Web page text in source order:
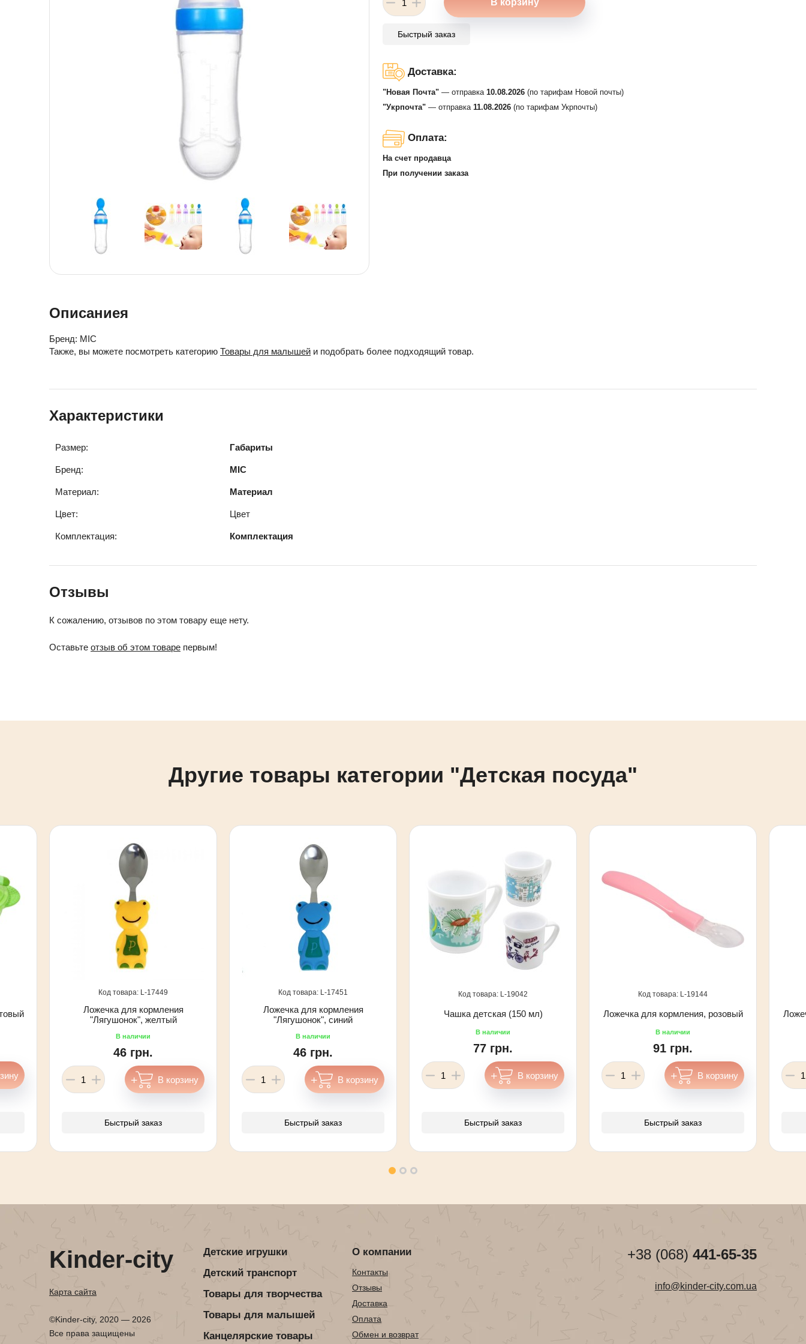
Канцелярские товары
Быстрый заказ
Доставка:
"Новая Почта" — отправка 10.08.2026 (по тарифам Новой почты)
"Укрпочта" — отправка 11.08.2026 (по тарифам Укрпочты)
Оплата:
На счет продавца
При получении заказа
Описаниея
Бренд: MIC
Также, вы можете посмотреть категорию Товары для малышей и подобрать более подходящий товар.
Характеристики
Размер: Габариты
Бренд: MIC
Материал: Материал
Цвет: Цвет
Комплектация: Комплектация
Отзывы
К сожалению, отзывов по этом товару еще нету.
Оставьте отзыв об этом товаре первым!
Другие товары категории "Детская посуда"
17449
Ложечка для кормления
"Лягушонок", желтый
46 грн.
Быстрый заказ
17451
Ложечка для кормления
"Лягушонок", синий
46 грн.
Быстрый заказ
19042
Чашка детская (150 мл)
77 грн.
Быстрый заказ
19144
Ложечка для кормления, розовый
91 грн.
Быстрый заказ
Kinder-city
Карта сайта
©Kinder-city, 2020 — 2026
Все права защищены
Детские игрушки
Детский транспорт
Товары для творчества
Товары для малышей
Канцелярские товары
О компании
Контакты
Отзывы
Доставка
Оплата
Обмен и возврат
+38 (068) 441-65-35
info@kinder-city.com.ua